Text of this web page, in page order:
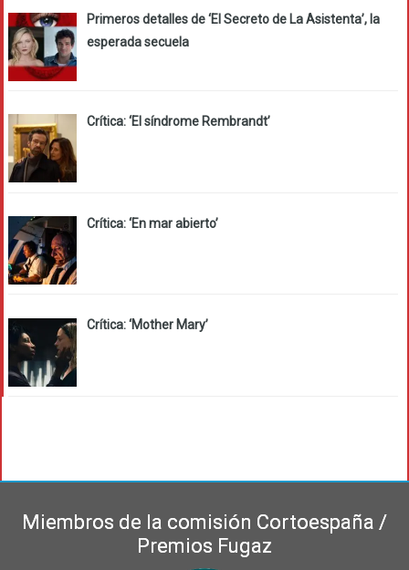
Primeros detalles de ‘El Secreto de La Asistenta’, la
esperada secuela
Crítica: ‘El síndrome Rembrandt’
Crítica: ‘En mar abierto’
Crítica: ‘Mother Mary’
Miembros de la comisión Cortoespaña /
Premios Fugaz